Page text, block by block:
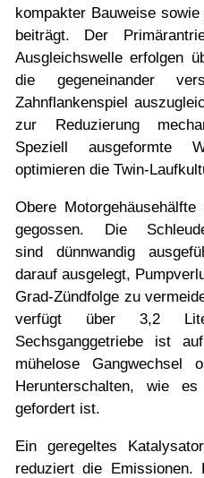
kompakter Bauweise
beiträgt. Der
Ausgleichswelle erfolgen
die gegeneinander
Zahnflankenspiel
zur Reduzierung
Speziell ausgeformte
optimieren die Twin-
Obere
gegossen. Die
sind dünnwandig
darauf ausgelegt,
Grad-Zündfolge zu
verfügt über 3,2
Sechsganggetriebe ist
mühelose Gangwechsel
Herunterschalten, wie
gefordert ist.
Ein geregeltes
reduziert die Emissionen.